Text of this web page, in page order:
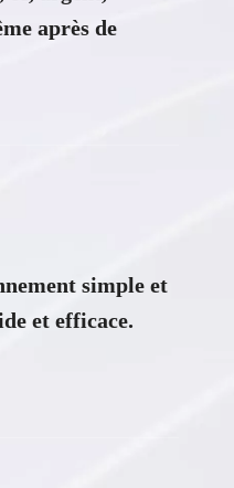
après de
simple et
et efficace.